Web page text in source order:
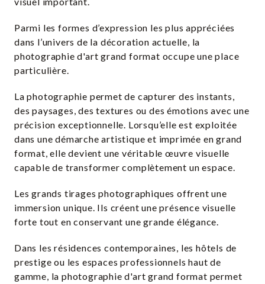
Parmi les formes d’expression les plus appréciées
dans l’univers de la décoration actuelle, la
photographie d'art grand format occupe une place
particulière.
La photographie permet de capturer des instants,
des paysages, des textures ou des émotions avec une
précision exceptionnelle. Lorsqu’elle est exploitée
dans une démarche artistique et imprimée en grand
format, elle devient une véritable œuvre visuelle
capable de transformer complètement un espace.
Les grands tirages photographiques offrent une
immersion unique. Ils créent une présence visuelle
forte tout en conservant une grande élégance.
Dans les résidences contemporaines, les hôtels de
prestige ou les espaces professionnels haut de
gamme, la photographie d'art grand format permet